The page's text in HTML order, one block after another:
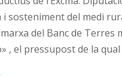
i sosteniment del medi
del Banc de
, el pressupost de la